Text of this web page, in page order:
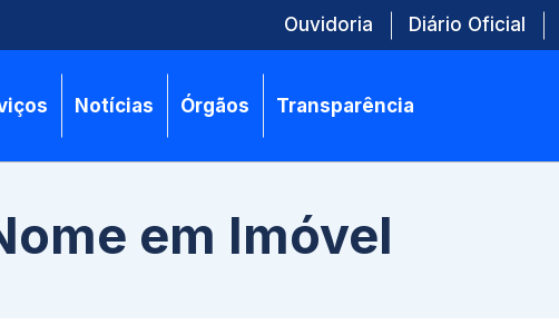
Ouvidoria Diário Oficial
Notícias Órgãos Transparência
em Imóvel